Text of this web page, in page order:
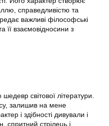
справедливістю та
важливі філософські
її взаємовідносини з
світової літератури.
залишив на мене
і здібності дивували і
спритний стрілець і